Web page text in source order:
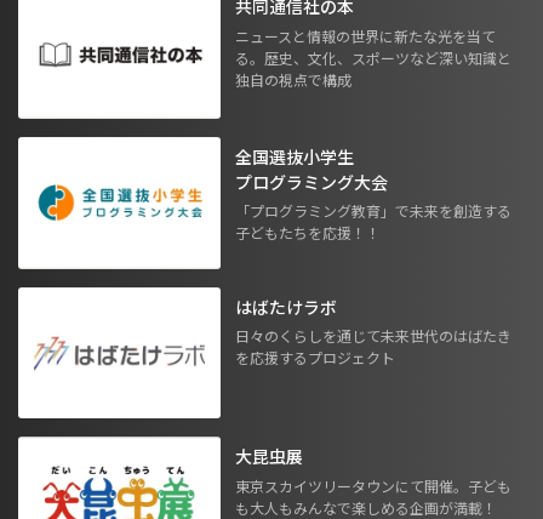
共同通信社の本
ニュースと情報の世界に新たな光を当て
る。歴史、文化、スポーツなど深い知識と
独自の視点で構成
全国選抜小学生
プログラミング大会
「プログラミング教育」で未来を創造する
子どもたちを応援！！
はばたけラボ
日々のくらしを通じて未来世代のはばたき
を応援するプロジェクト
大昆虫展
東京スカイツリータウンにて開催。子ども
も大人もみんなで楽しめる企画が満載！